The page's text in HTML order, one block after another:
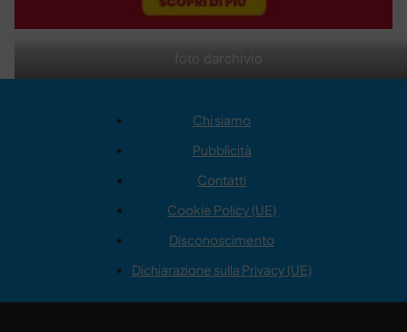
foto darchivio
Chi siamo
Pubblicità
Contatti
Cookie Policy (UE)
Disconoscimento
Dichiarazione sulla Privacy (UE)